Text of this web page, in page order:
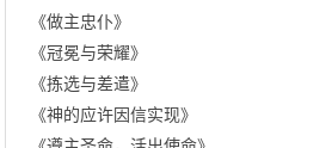
《做主忠仆》
《冠冕与荣耀》
《拣选与差遣》
《神的应许因信实现》